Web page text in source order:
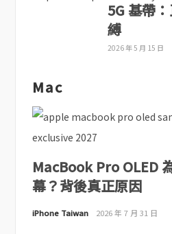
5G 基帶
縛
2026 年 5 月 15 日
Mac
MacBook Pro OLED
幕？背後真正原因
iPhone Taiwan 2026 年 7 月 31 日